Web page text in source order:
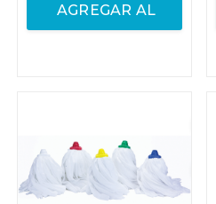
AGREGAR AL